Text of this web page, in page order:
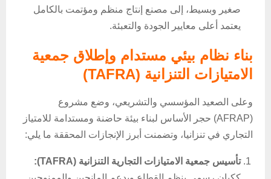
صغير وبسيط، إلى مصنع إنتاج منظم ومؤتمت بالكامل
يعتمد أعلى معايير الجودة والتعبئة.
بناء نظام بيئي مستدام وإطلاق جمعية
الامتيازات التنزانية (TAFRA)
وعلى الصعيد المؤسسي والتشريعي، وضع مشروع
(AFRAP) حجر الأساس لبناء بيئة حاضنة ومستدامة للامتياز
التجاري في تنزانيا، وتضمنت أبرز الإنجازات المحققة ما يلي:
تأسيس جمعية الامتيازات التجارية التنزانية (TAFRA):